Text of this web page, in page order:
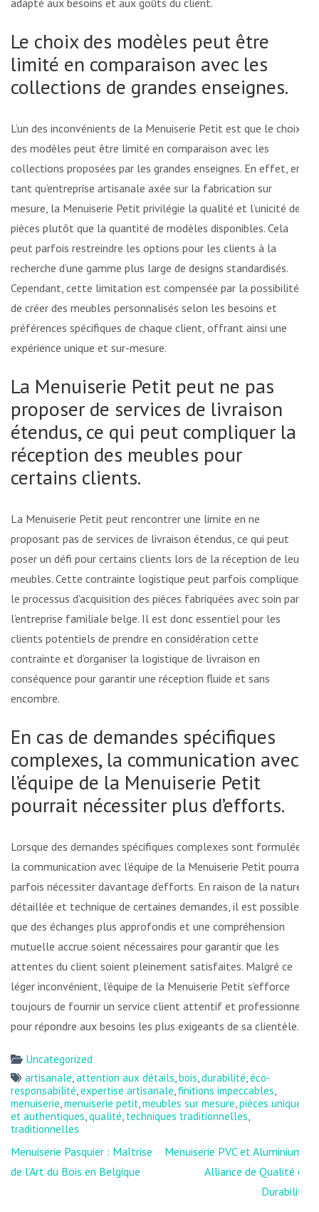
adapté aux besoins et aux goûts du client.
Le choix des modèles peut être
limité en comparaison avec les
collections de grandes enseignes.
L’un des inconvénients de la Menuiserie Petit est que le choix
des modèles peut être limité en comparaison avec les
collections proposées par les grandes enseignes. En effet, en
tant qu’entreprise artisanale axée sur la fabrication sur
mesure, la Menuiserie Petit privilégie la qualité et l’unicité des
pièces plutôt que la quantité de modèles disponibles. Cela
peut parfois restreindre les options pour les clients à la
recherche d’une gamme plus large de designs standardisés.
Cependant, cette limitation est compensée par la possibilité
de créer des meubles personnalisés selon les besoins et
préférences spécifiques de chaque client, offrant ainsi une
expérience unique et sur-mesure.
La Menuiserie Petit peut ne pas
proposer de services de livraison
étendus, ce qui peut compliquer la
réception des meubles pour
certains clients.
La Menuiserie Petit peut rencontrer une limite en ne
proposant pas de services de livraison étendus, ce qui peut
poser un défi pour certains clients lors de la réception de leurs
meubles. Cette contrainte logistique peut parfois compliquer
le processus d’acquisition des pièces fabriquées avec soin par
l’entreprise familiale belge. Il est donc essentiel pour les
clients potentiels de prendre en considération cette
contrainte et d’organiser la logistique de livraison en
conséquence pour garantir une réception fluide et sans
encombre.
En cas de demandes spécifiques
complexes, la communication avec
l’équipe de la Menuiserie Petit
pourrait nécessiter plus d’efforts.
Lorsque des demandes spécifiques complexes sont formulées,
la communication avec l’équipe de la Menuiserie Petit pourrait
parfois nécessiter davantage d’efforts. En raison de la nature
détaillée et technique de certaines demandes, il est possible
que des échanges plus approfondis et une compréhension
mutuelle accrue soient nécessaires pour garantir que les
attentes du client soient pleinement satisfaites. Malgré ce
léger inconvénient, l’équipe de la Menuiserie Petit s’efforce
toujours de fournir un service client attentif et professionnel
pour répondre aux besoins les plus exigeants de sa clientèle.
Uncategorized
artisanale,attention aux détails,bois,durabilité,éco-
responsabilité,expertise artisanale,finitions impeccables,
menuiserie,menuiserie petit,meubles sur mesure,pièces uniques
et authentiques,qualité, techniques traditionnelles,
traditionnelles
Navigation
de
Menuiserie Pasquier : Maîtrise
de l’Art du Bois en Belgique
Menuiserie PVC et Aluminium :
Alliance de Qualité et
Durabilité